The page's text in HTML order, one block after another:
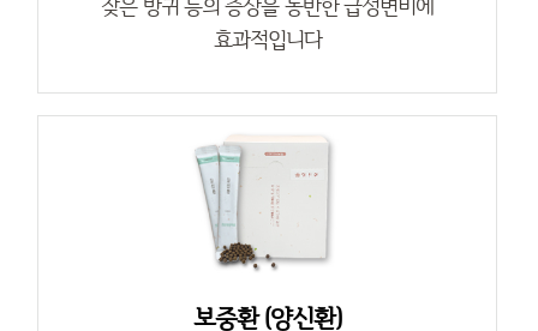
잦은 방귀 등의 증상을 동반한 급성변비에
효과적입니다
보중환 (양신환)